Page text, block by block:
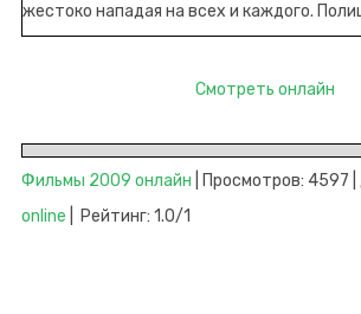
жестоко нападая на всех и каждого.
Смотреть онлайн
Фильмы 2009 онлайн | Просмотров: 4597
online | Рейтинг: 1.0/1